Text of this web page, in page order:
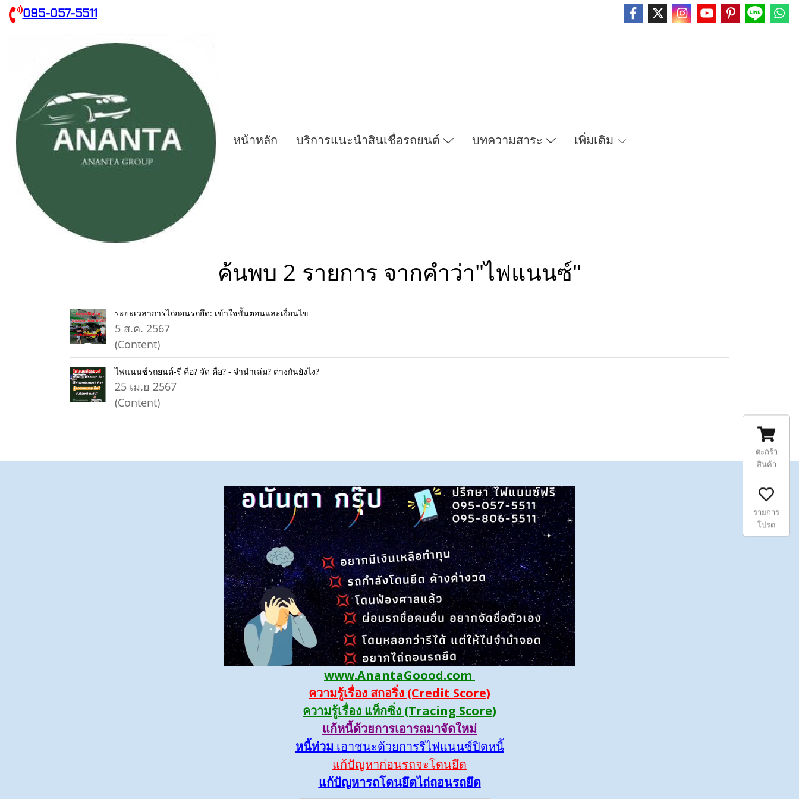
095-057-5511
หน้าหลัก บริการแนะนำสินเชื่อรถยนต์ บทความสาระ เพิ่มเติม
ค้นพบ 2 รายการ จากคำว่า"ไฟแนนซ์"
ระยะเวลาการไถ่ถอนรถยึด: เข้าใจขั้นตอนและเงื่อนไข
5 ส.ค. 2567
(Content)
ไฟแนนซ์รถยนต์-รี คือ? จัด คือ? - จำนำเล่ม? ต่างกันยังไง?
25 เม.ย 2567
(Content)
www.AnantaGoood.com
ความรู้เรื่อง สกอริ่ง (Credit Score)
ความรู้เรื่อง แท็กซิ่ง (Tracing Score)
แก้หนี้ด้วยการเอารถมาจัดใหม่
หนี้ท่วม เอาชนะด้วยการรีไฟแนนซ์ปิดหนี้
แก้ปัญหาก่อนรถจะโดนยึด
แก้ปัญหารถโดนยึดไถ่ถอนรถยึด
ตะกร้า
สินค้า
รายการ
โปรด